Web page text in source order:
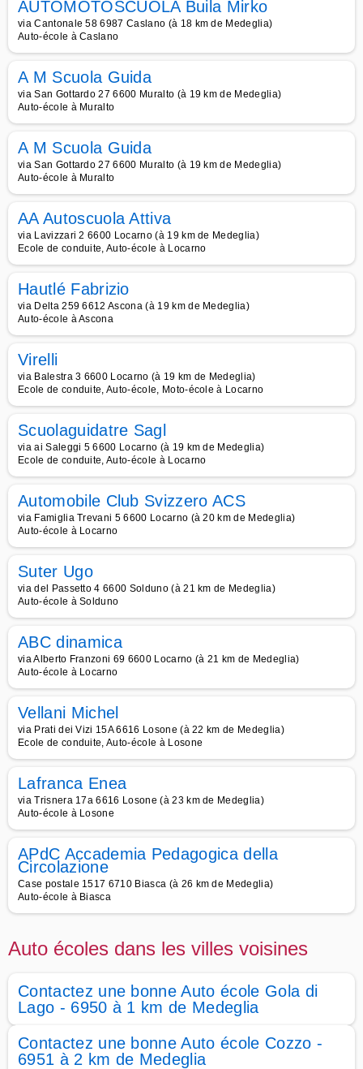
AUTOMOTOSCUOLA Buila Mirko
via Cantonale 58 6987 Caslano (à 18 km de Medeglia)
Auto-école à Caslano
A M Scuola Guida
via San Gottardo 27 6600 Muralto (à 19 km de Medeglia)
Auto-école à Muralto
A M Scuola Guida
via San Gottardo 27 6600 Muralto (à 19 km de Medeglia)
Auto-école à Muralto
AA Autoscuola Attiva
via Lavizzari 2 6600 Locarno (à 19 km de Medeglia)
Ecole de conduite, Auto-école à Locarno
Hautlé Fabrizio
via Delta 259 6612 Ascona (à 19 km de Medeglia)
Auto-école à Ascona
Virelli
via Balestra 3 6600 Locarno (à 19 km de Medeglia)
Ecole de conduite, Auto-école, Moto-école à Locarno
Scuolaguidatre Sagl
via ai Saleggi 5 6600 Locarno (à 19 km de Medeglia)
Ecole de conduite, Auto-école à Locarno
Automobile Club Svizzero ACS
via Famiglia Trevani 5 6600 Locarno (à 20 km de Medeglia)
Auto-école à Locarno
Suter Ugo
via del Passetto 4 6600 Solduno (à 21 km de Medeglia)
Auto-école à Solduno
ABC dinamica
via Alberto Franzoni 69 6600 Locarno (à 21 km de Medeglia)
Auto-école à Locarno
Vellani Michel
via Prati dei Vizi 15A 6616 Losone (à 22 km de Medeglia)
Ecole de conduite, Auto-école à Losone
Lafranca Enea
via Trisnera 17a 6616 Losone (à 23 km de Medeglia)
Auto-école à Losone
APdC Accademia Pedagogica della
Circolazione
Case postale 1517 6710 Biasca (à 26 km de Medeglia)
Auto-école à Biasca
Auto écoles dans les villes voisines
Contactez une bonne Auto école Gola di
Lago - 6950 à 1 km de Medeglia
Contactez une bonne Auto école Cozzo -
6951 à 2 km de Medeglia